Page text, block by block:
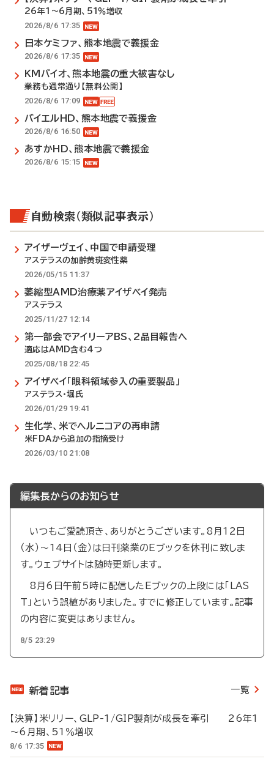
26年1～6月期、51％増収
2026/8/6 17:35
日本ケミファ、熊本地震で義援金
2026/8/6 17:35
KMバイオ、熊本地震の重大被害なし
業務も通常通り【無料公開】
2026/8/6 17:09
バイエルHD、熊本地震で義援金
2026/8/6 16:50
あすかHD、熊本地震で義援金
2026/8/6 15:15
自動検索（類似記事表示）
アイザーヴェイ、中国で申請受理
アステラスの加齢黄斑変性薬
2026/05/15 11:37
萎縮型AMD治療薬アイザベイ発売
アステラス
2025/11/27 12:14
第一部会でアイリーアBS、2品目報告へ
適応はAMD含む4つ
2025/08/18 22:45
アイザベイ「眼科領域参入の重要製品」
アステラス・堀氏
2026/01/29 19:41
生化学、米でヘルニコアの再申請
米FDAから追加の指摘受け
2026/03/10 21:08
編集長からのお知らせ
いつもご愛読頂き、ありがとうございます。8月12日
（水）～14日（金）は日刊薬業のEブックを休刊に致しま
す。ウェブサイトは随時更新します。
8月6日午前5時に配信したEブックの上段には「LAS
T」という誤植がありました。すでに修正しています。記事
の内容に変更はありません。
8/5 23:29
新着記事 一覧
【決算】米リリー、GLP-1/GIP製剤が成長を牽引 26年1
～6月期、51％増収
8/6 17:35